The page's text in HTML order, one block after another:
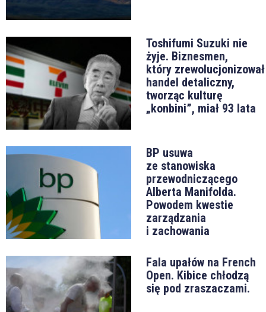
Toshifumi Suzuki nie
żyje. Biznesmen,
który zrewolucjonizował
handel detaliczny,
tworząc kulturę
„konbini”, miał 93 lata
BP usuwa
ze stanowiska
przewodniczącego
Alberta Manifolda.
Powodem kwestie
zarządzania
i zachowania
Fala upałów na French
Open. Kibice chłodzą
się pod zraszaczami.